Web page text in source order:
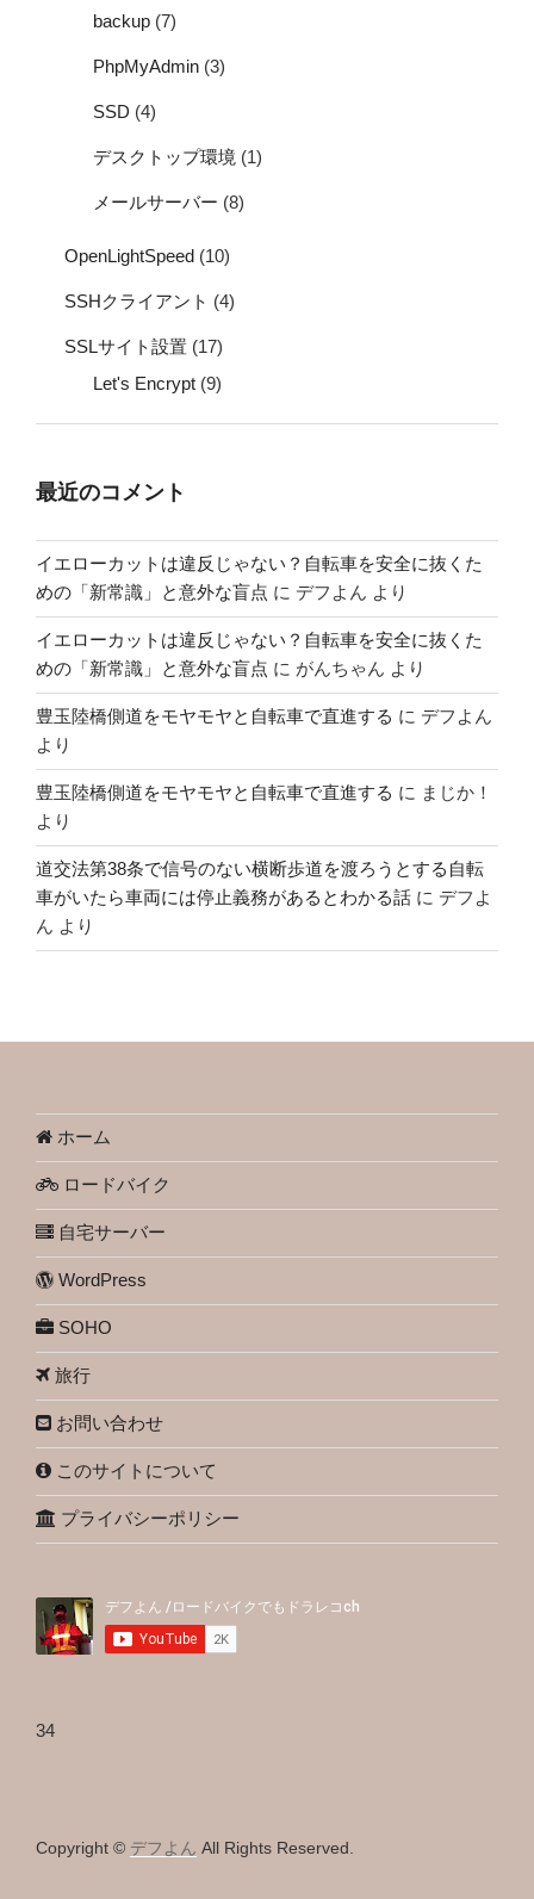
backup (7)
PhpMyAdmin (3)
SSD (4)
デスクトップ環境 (1)
メールサーバー (8)
OpenLightSpeed (10)
SSHクライアント (4)
SSLサイト設置 (17)
Let's Encrypt (9)
最近のコメント
イエローカットは違反じゃない？自転車を安全に抜くた
めの「新常識」と意外な盲点 に デフよん より
イエローカットは違反じゃない？自転車を安全に抜くた
めの「新常識」と意外な盲点 に がんちゃん より
豊玉陸橋側道をモヤモヤと自転車で直進する に デフよん
より
豊玉陸橋側道をモヤモヤと自転車で直進する に まじか！
より
道交法第38条で信号のない横断歩道を渡ろうとする自転
車がいたら車両には停止義務があるとわかる話 に デフよ
ん より
ホーム
ロードバイク
自宅サーバー
WordPress
SOHO
旅行
お問い合わせ
このサイトについて
プライバシーポリシー
34
Copyright © デフよん All Rights Reserved.